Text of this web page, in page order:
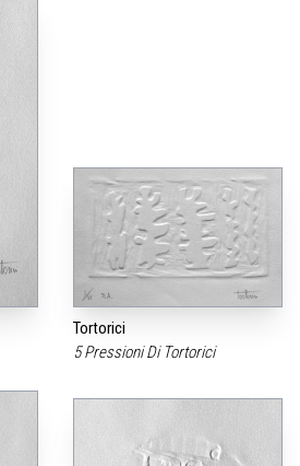
Tortorici
5 Pressioni Di Tortorici